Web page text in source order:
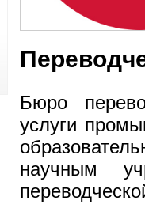
Бюро
услуги
научным